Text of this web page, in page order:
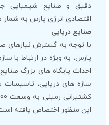
دقیق و صنایع شیمیایی
اقتصادی انرژی پارس به شمار
صنایع دریایی
با توجه به گسترش نیازهای
پارس، به ویژه در ارتباط با
احداث پایگاه های بزرگ
سازه های دریایی، تاسیسات
این منظور اختصاص یافته